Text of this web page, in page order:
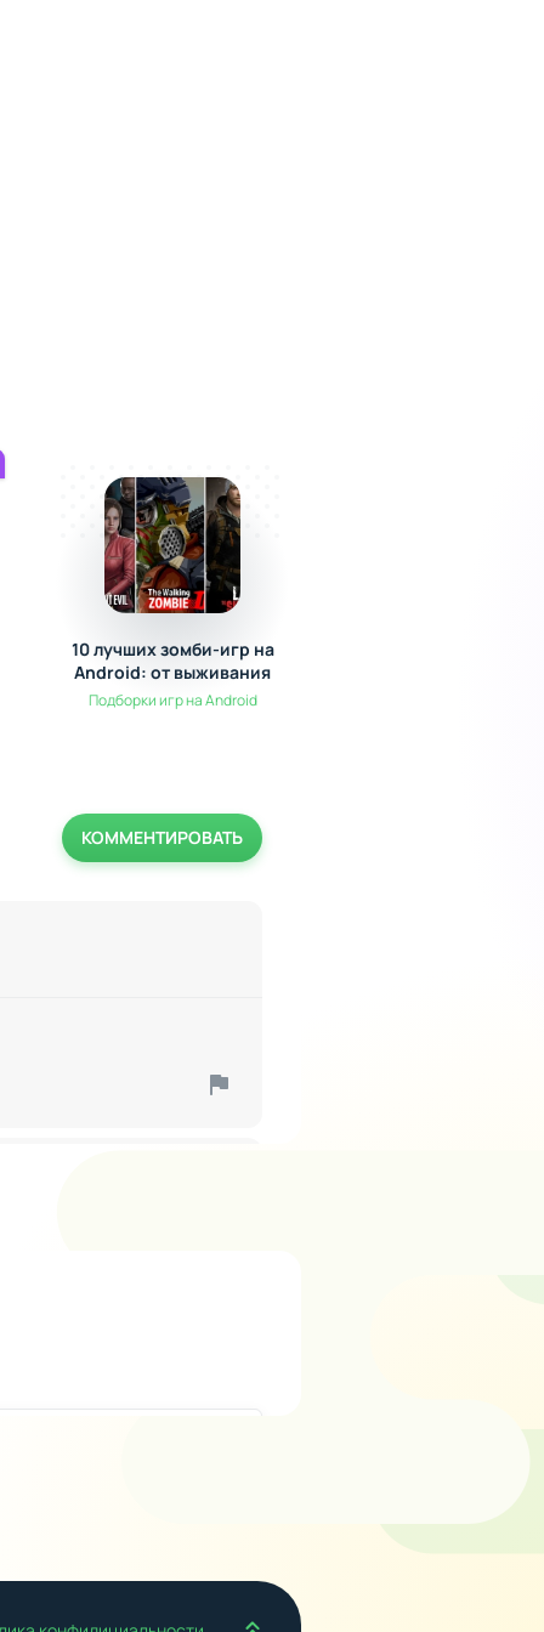
10 лучших зомби-игр на
Android: от выживания
до экшена
Подборки игр на Android
КОММЕНТИРОВАТЬ
Наверх